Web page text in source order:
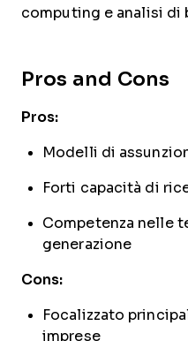
computing e analisi di
Pros and Cons
Pros:
Modelli di
Forti capacità di
Competenza nelle
generazione
Cons:
Focalizzato
imprese